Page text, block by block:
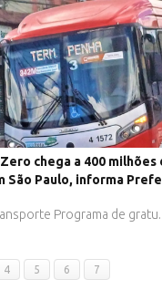
chega a 400
São Paulo, informa
Programa de
4 5 6 7